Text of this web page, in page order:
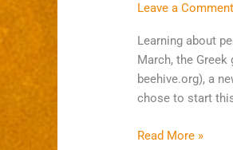
Leave a Comment
Learning about
March, the
beehive.org), a
chose to start
Read More »